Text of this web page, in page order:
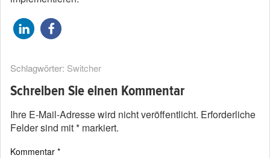
Schlagwörter: Switcher
Schreiben Sie einen Kommentar
Ihre E-Mail-Adresse wird nicht veröffentlicht. Erforderliche
Felder sind mit* markiert.
Kommentar *